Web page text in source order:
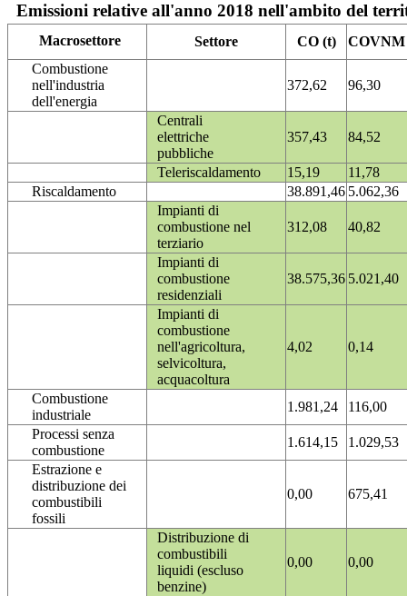
Emissioni relative all'anno 2018 nell'ambito del
Macrosettore Settore CO (t)
COVNM
Combustione
nell'industria
dell'energia
372,62 96,30
Centrali
elettriche
pubbliche
357,43 84,52
Teleriscaldamento 15,19
11,78
Riscaldamento
38.891,46 5.062,36
Impianti di
combustione nel
terziario
312,08 40,82
Impianti di
combustione
residenziali
38.575,36 5.021,40
Impianti di
combustione
nell'agricoltura,
selvicoltura,
acquacoltura
4,02 0,14
Combustione
industriale
1.981,24
116,00
Processi senza
combustione
1.614,15
1.029,53
Estrazione e
distribuzione dei
combustibili
fossili
0,00 675,41
Distribuzione di
combustibili
liquidi (escluso
benzine)
0,00 0,00